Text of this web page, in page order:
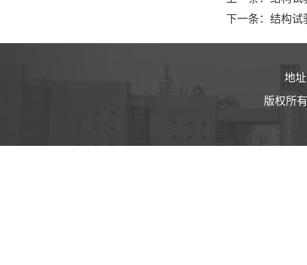
下一条：结构试
地
版权所